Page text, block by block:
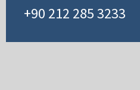
+90 212 285 3233